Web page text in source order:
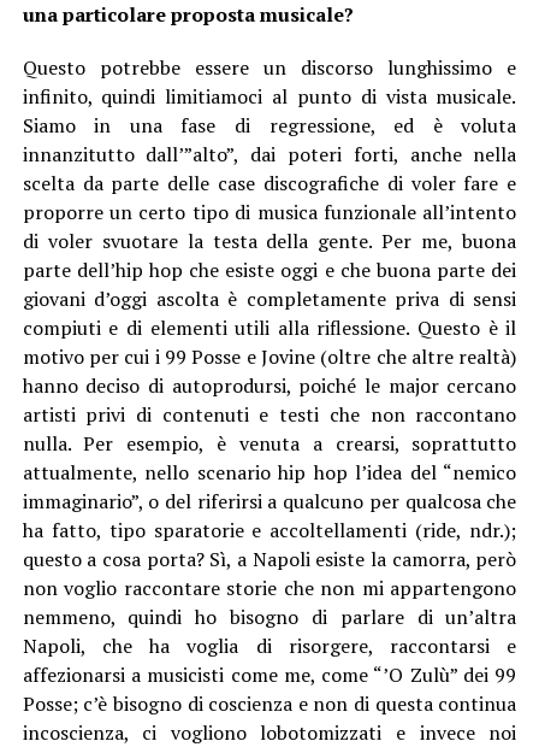
una particolare proposta musicale?
Questo potrebbe essere un discorso lunghissimo e
infinito, quindi limitiamoci al punto di vista musicale.
Siamo in una fase di regressione, ed è voluta
innanzitutto dall’”alto”, dai poteri forti, anche nella
scelta da parte delle case discografiche di voler fare e
proporre un certo tipo di musica funzionale all’intento
di voler svuotare la testa della gente. Per me, buona
parte dell’hip hop che esiste oggi e che buona parte dei
giovani d’oggi ascolta è completamente priva di sensi
compiuti e di elementi utili alla riflessione. Questo è il
motivo per cui i 99 Posse e Jovine (oltre che altre realtà)
hanno deciso di autoprodursi, poiché le major cercano
artisti privi di contenuti e testi che non raccontano
nulla. Per esempio, è venuta a crearsi, soprattutto
attualmente, nello scenario hip hop l’idea del “nemico
immaginario”, o del riferirsi a qualcuno per qualcosa che
ha fatto, tipo sparatorie e accoltellamenti (ride, ndr.);
questo a cosa porta? Sì, a Napoli esiste la camorra, però
non voglio raccontare storie che non mi appartengono
nemmeno, quindi ho bisogno di parlare di un’altra
Napoli, che ha voglia di risorgere, raccontarsi e
affezionarsi a musicisti come me, come “’O Zulù” dei 99
Posse; c’è bisogno di coscienza e non di questa continua
incoscienza, ci vogliono lobotomizzati e invece noi